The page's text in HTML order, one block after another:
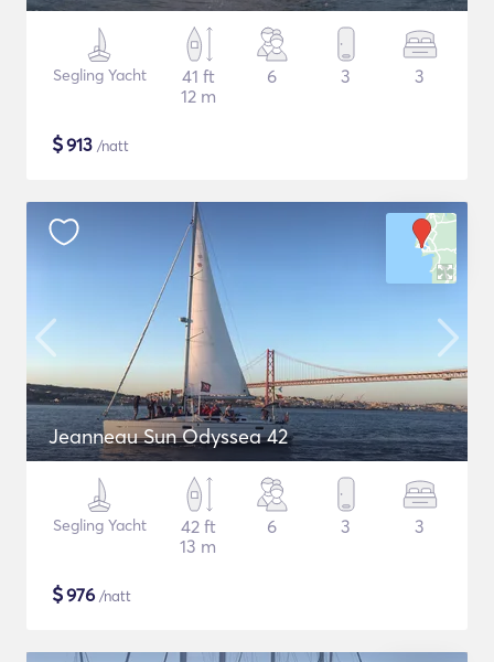
Segling Yacht
41 ft
12 m
6 3 3
$913 /natt
Jeanneau Sun Odyssea 42
Segling Yacht
42 ft
13 m
6 3 3
$976 /natt